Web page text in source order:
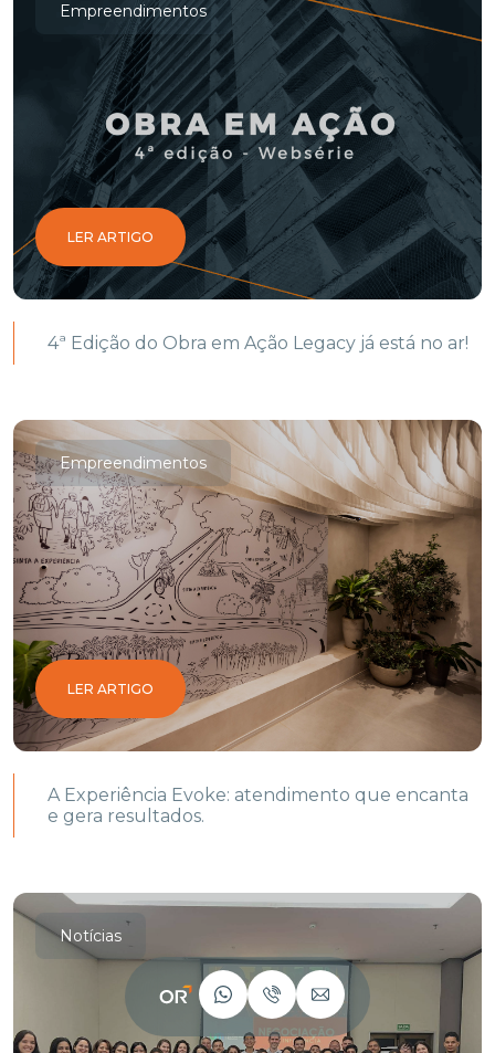
Empreendimentos
LER ARTIGO
4ª Edição do Obra em Ação Legacy já está no ar!
Empreendimentos
LER ARTIGO
A Experiência Evoke: atendimento que encanta
e gera resultados.
Notícias